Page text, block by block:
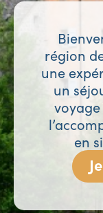
région
une
un
voyage
en